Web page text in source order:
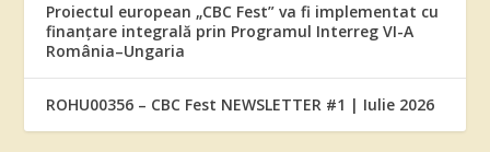
Proiectul european „CBC Fest” va fi implementat cu
finanțare integrală prin Programul Interreg VI-A
România–Ungaria
ROHU00356 – CBC Fest NEWSLETTER #1 | Iulie 2026